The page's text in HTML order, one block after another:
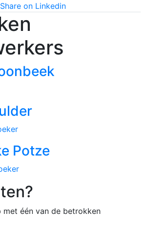
Share on Linkedin
Potze
één van de betrokken